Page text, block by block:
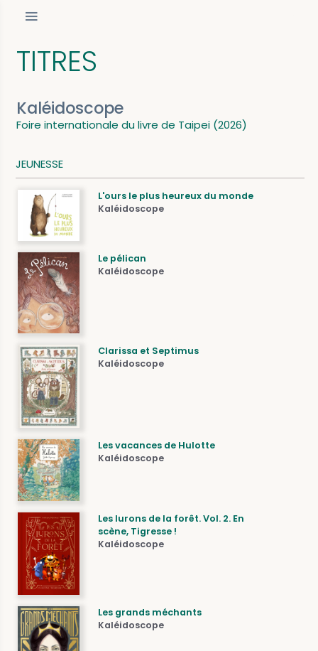
TITRES
Kaléidoscope
Foire internationale du livre de Taipei (2026)
JEUNESSE
L'ours le plus heureux du monde
Kaléidoscope
Le pélican
Kaléidoscope
Clarissa et Septimus
Kaléidoscope
Les vacances de Hulotte
Kaléidoscope
Les lurons de la forêt. Vol. 2. En
scène, Tigresse !
Kaléidoscope
Les grands méchants
Kaléidoscope